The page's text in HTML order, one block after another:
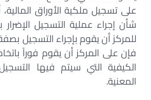
على تسجيل ملكية الأوراق
شأن إجراء عملية التسجيل
للمركز أن يقوم بإجراء التسجيل
فإن على المركز أن يقوم فوراً
الكيفية التي سيتم فيها التسجيل
المعنية.